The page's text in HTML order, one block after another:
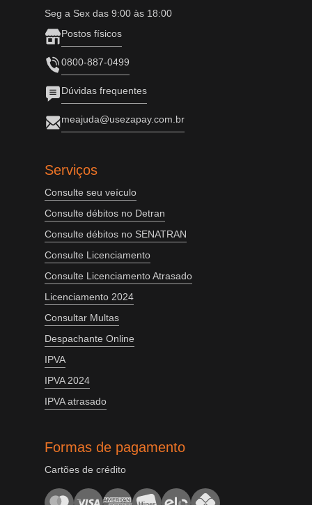
Seg a Sex das 9:00 às 18:00
Postos físicos
0800-887-0499
Dúvidas frequentes
meajuda@usezapay.com.br
Serviços
Consulte seu veículo
Consulte débitos no Detran
Consulte débitos no SENATRAN
Consulte Licenciamento
Consulte Licenciamento Atrasado
Licenciamento 2024
Consultar Multas
Despachante Online
IPVA
IPVA 2024
IPVA atrasado
Formas de pagamento
Cartões de crédito